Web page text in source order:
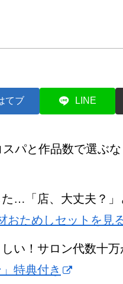
てブ LINE
パと作品数で選ぶな
…「店、大丈夫？」
おためしセットを見
い！サロン代数十
特典付き